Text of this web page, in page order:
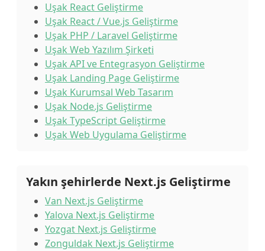
Uşak React Geliştirme
Uşak React / Vue.js Geliştirme
Uşak PHP / Laravel Geliştirme
Uşak Web Yazılım Şirketi
Uşak API ve Entegrasyon Geliştirme
Uşak Landing Page Geliştirme
Uşak Kurumsal Web Tasarım
Uşak Node.js Geliştirme
Uşak TypeScript Geliştirme
Uşak Web Uygulama Geliştirme
Yakın şehirlerde Next.js Geliştirme
Van Next.js Geliştirme
Yalova Next.js Geliştirme
Yozgat Next.js Geliştirme
Zonguldak Next.js Geliştirme